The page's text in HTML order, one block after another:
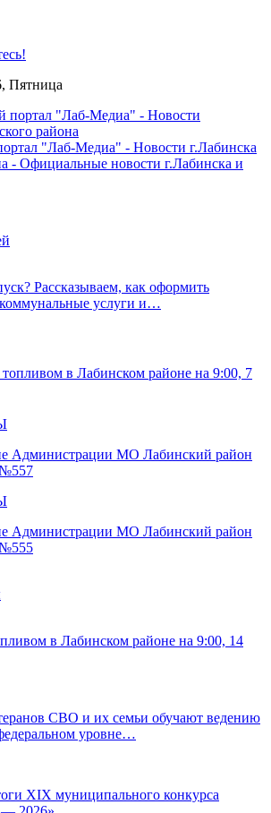
Пятница
"Лаб-Медиа" - Новости г.Лабинска
- Официальные новости г.Лабинска и
Рассказываем, как оформить
коммунальные услуги и…
топливом в Лабинском районе на 9:00, 7
Администрации МО Лабинский район
№557
Администрации МО Лабинский район
№555
в Лабинском районе на 9:00, 14
СВО и их семьи обучают ведению
уровне…
XIX муниципального конкурса